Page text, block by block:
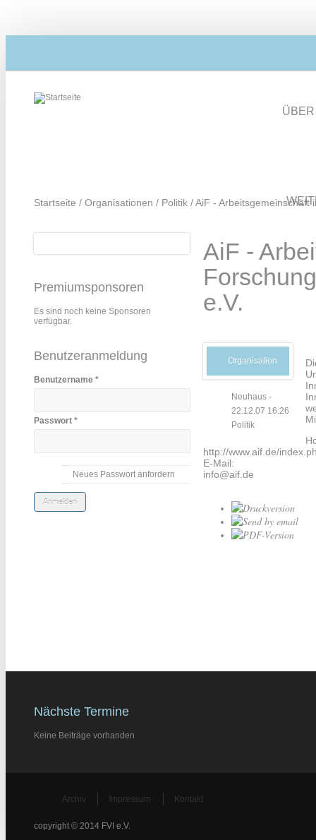
Startseite / Organisationen / Politik /AiF - Arbeitsgemeinschaft
Suche
Premiumsponsoren
Es sind noch keine Sponsoren
verfügbar.
Benutzeranmeldung
Benutzername *
Passwort *
Neues Passwort anfordern
AiF -
e.V.
Organisation
Neuhaus -
22.12.07 16:26
Politik
http://www.aif.de/
E-Mail:
info@aif.de
Nächste Termine
Keine Beiträge vorhanden
Archiv Impressum Kontakt
copyright © 2014 FVI e.V.